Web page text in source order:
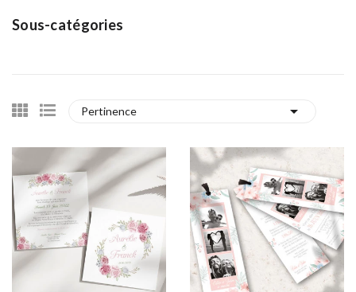
Sous-catégories
Pertinence 